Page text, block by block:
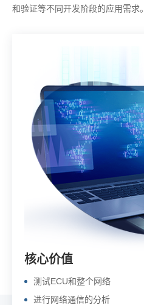
和验证等不同开发阶段的应用需求。
核心价值
测试ECU和整个网络
进行网络通信的分析